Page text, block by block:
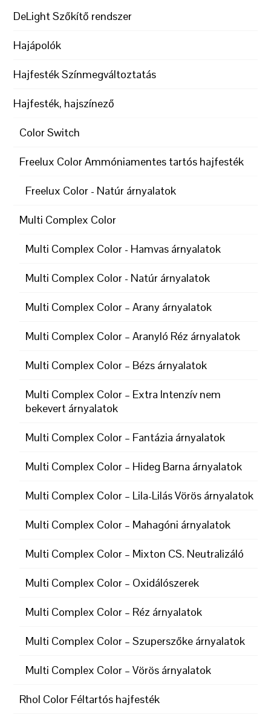
DeLight Szőkítő rendszer
Hajápolók
Hajfesték Színmegváltoztatás
Hajfesték, hajszínező
Color Switch
Freelux Color Ammóniamentes tartós hajfesték
Freelux Color - Natúr árnyalatok
Multi Complex Color
Multi Complex Color - Hamvas árnyalatok
Multi Complex Color - Natúr árnyalatok
Multi Complex Color – Arany árnyalatok
Multi Complex Color – Aranyló Réz árnyalatok
Multi Complex Color – Bézs árnyalatok
Multi Complex Color – Extra Intenzív nem
bekevert árnyalatok
Multi Complex Color – Fantázia árnyalatok
Multi Complex Color – Hideg Barna árnyalatok
Multi Complex Color – Lila-Lilás Vörös árnyalatok
Multi Complex Color – Mahagóni árnyalatok
Multi Complex Color – Mixton CS. Neutralizáló
Multi Complex Color – Oxidálószerek
Multi Complex Color – Réz árnyalatok
Multi Complex Color – Szuperszőke árnyalatok
Multi Complex Color – Vörös árnyalatok
Rhol Color Féltartós hajfesték